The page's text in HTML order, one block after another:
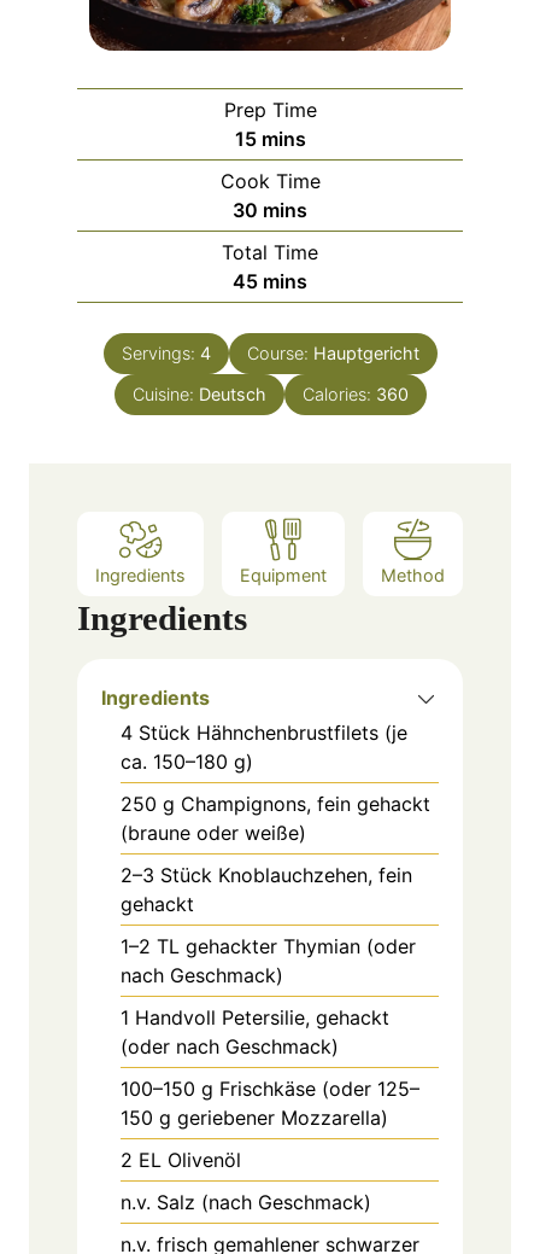
Prep Time
15m
i
n
u
t
e
s
mins
Cook Time
30 m
i
n
u
e
s
mins
Total Time
45m
i
n
u
t
mins
Servings: 4 Course: Hauptgericht
Cuisine: Deutsch Calories: 360
Ingredients Equipment Method
Ingredients
Ingredients
4 Stück Hähnchenbrustfilets (je
ca. 150–180 g)
250 g Champignons, fein gehackt
(braune oder weiße)
2–3 Stück Knoblauchzehen, fein
gehackt
1–2 TL gehackter Thymian (oder
nach Geschmack)
1 Handvoll Petersilie, gehackt
(oder nach Geschmack)
100–150 g Frischkäse (oder 125–
150 g geriebener Mozzarella)
2 EL Olivenöl
n.v. Salz (nach Geschmack)
n.v. frisch gemahlener schwarzer